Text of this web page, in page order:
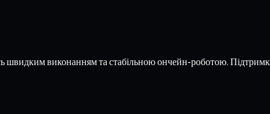
виконанням та стабільною ончейн-роботою.